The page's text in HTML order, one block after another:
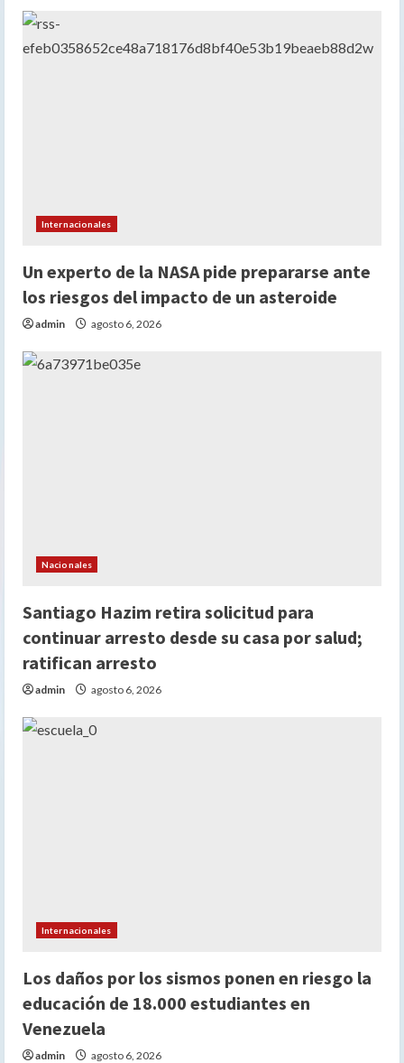
Internacionales
Un experto de la NASA pide prepararse ante
los riesgos del impacto de un asteroide
admin agosto 6, 2026
Nacionales
Santiago Hazim retira solicitud para
continuar arresto desde su casa por salud;
ratifican arresto
admin agosto 6, 2026
Internacionales
Los daños por los sismos ponen en riesgo la
educación de 18.000 estudiantes en
Venezuela
admin agosto 6, 2026